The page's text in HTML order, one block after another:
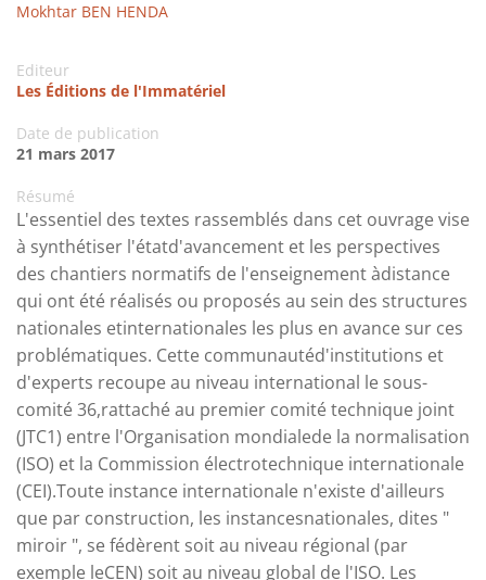
Mokhtar BEN HENDA
Editeur
Les Éditions de l'Immatériel
Date de publication
21 mars 2017
Résumé
L'essentiel des textes rassemblés dans cet ouvrage vise
à synthétiser l'étatd'avancement et les perspectives
des chantiers normatifs de l'enseignement àdistance
qui ont été réalisés ou proposés au sein des structures
nationales etinternationales les plus en avance sur ces
problématiques. Cette communautéd'institutions et
d'experts recoupe au niveau international le sous-
comité 36,rattaché au premier comité technique joint
(JTC1) entre l'Organisation mondialede la normalisation
(ISO) et la Commission électrotechnique internationale
(CEI).Toute instance internationale n'existe d'ailleurs
que par construction, les instancesnationales, dites "
miroir ", se fédèrent soit au niveau régional (par
exemple leCEN) soit au niveau global de l'ISO. Les